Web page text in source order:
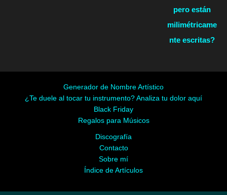
pero están
milimétricame
nte escritas?
Generador de Nombre Artístico
¿Te duele al tocar tu instrumento? Analiza tu dolor aquí
Black Friday
Regalos para Músicos
Discografía
Contacto
Sobre mí
Índice de Artículos